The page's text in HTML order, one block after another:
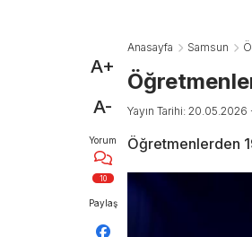
A+
A-
Yorum
10
Paylaş
Anasayfa Samsun
Yayın Tarihi: 20.05.2026
Öğretmenlerden